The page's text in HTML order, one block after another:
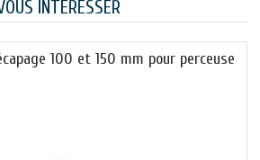
INTÉRESSER
100 et 150 mm pour perceuse